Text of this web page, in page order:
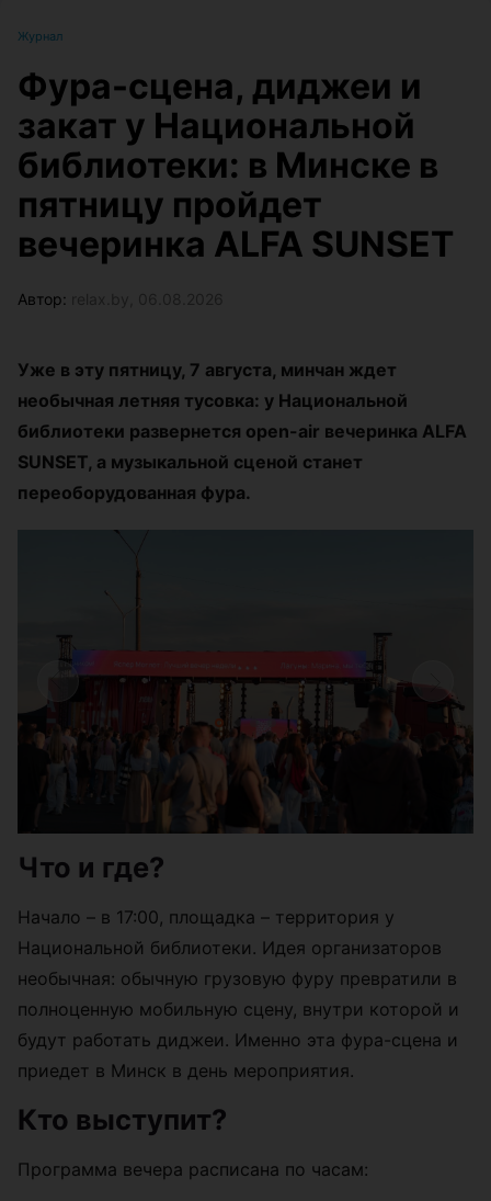
Журнал
Фура-сцена, диджеи и
закат у Национальной
библиотеки: в Минске в
пятницу пройдет
вечеринка ALFA SUNSET
Автор:
Уже в эту пятницу, 7 августа, минчан ждет
необычная летняя тусовка: у Национальной
библиотеки развернется open-air вечеринка ALFA
SUNSET, а музыкальной сценой станет
переоборудованная фура.
Что и где?
Начало – в 17:00, площадка – территория у
Национальной библиотеки. Идея организаторов
необычная: обычную грузовую фуру превратили в
полноценную мобильную сцену, внутри которой и
будут работать диджеи. Именно эта фура-сцена и
приедет в Минск в день мероприятия.
Кто выступит?
Программа вечера расписана по часам: